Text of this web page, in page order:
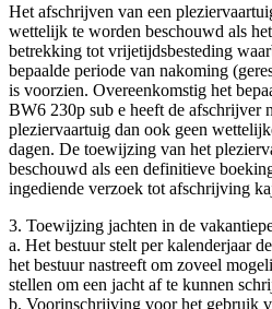
Het afschrijven van een
wettelijk te worden beschouwd als
betrekking tot vrijetijdsbesteding
bepaalde periode van nakoming
is voorzien. Overeenkomstig het
BW6 230p sub e heeft de afschrijver
pleziervaartuig dan ook geen
dagen. De toewijzing van het
beschouwd als een definitieve
ingediende verzoek tot afschrijving
3. Toewijzing jachten in de
a. Het bestuur stelt per kalenderjaar
het bestuur nastreeft om zoveel
stellen om een jacht af te kunnen
b. Voorinschrijving voor het gebruik